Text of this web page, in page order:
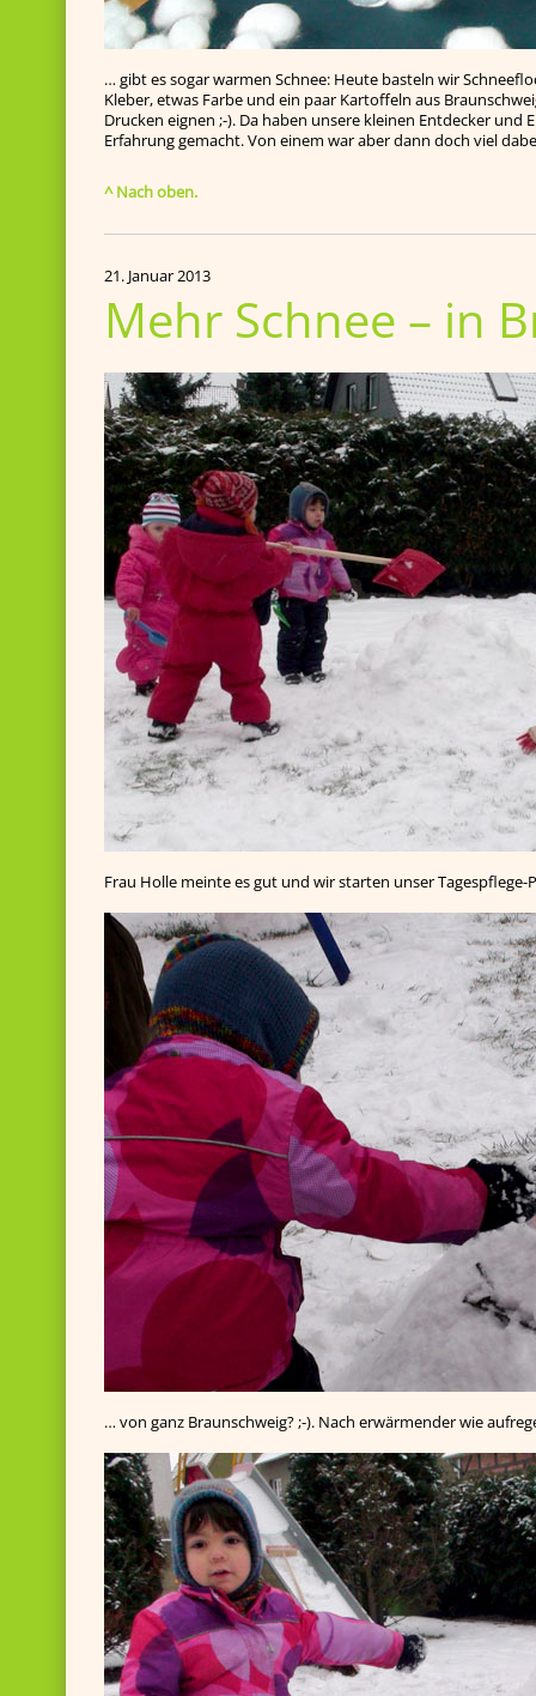
… gibt es sogar warmen Schnee: Heute basteln wir
Kleber, etwas Farbe und ein paar Kartoffeln aus
Drucken eignen ;-). Da haben unsere kleinen Entdecker und
Erfahrung gemacht. Von einem war aber dann doch viel
^ Nach oben.
21. Januar 2013
Mehr Schnee – in
Frau Holle meinte es gut und wir starten unser
… von ganz Braunschweig? ;-). Nach erwärmender wie